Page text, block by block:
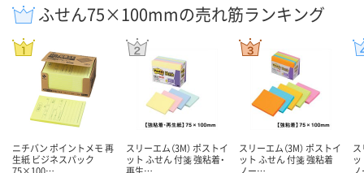
ふせん75×100mmの売れ筋ランキング
ニチバン ポイントメモ 再
生紙 ビジネスパック
スリーエム（3M） ポストイ
ット ふせん 付箋 強粘着・
スリーエム（3M） ポストイ
ット ふせん 付箋 強粘着